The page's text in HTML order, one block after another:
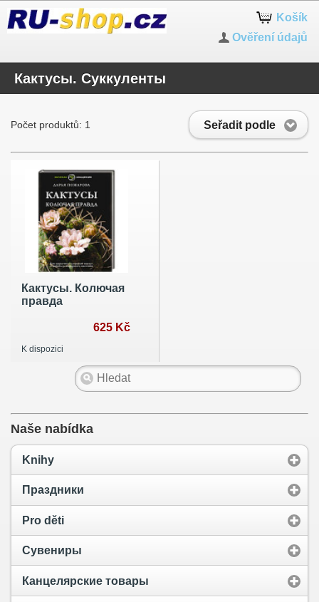
Košík
Ověření údajů
Кактусы. Суккуленты
Seřadit podle
Počet produktů: 1
Кактусы. Колючая
правда
625 Kč
K dispozici
Naše nabídka
Knihy
Праздники
Pro děti
Сувениры
Канцелярские товары